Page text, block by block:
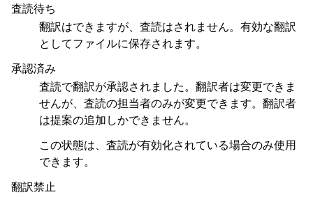
査読待ち
翻訳はできますが、査読はされません。有効な翻訳
としてファイルに保存されます。
承認済み
査読で翻訳が承認されました。翻訳者は変更できま
せんが、査読の担当者のみが変更できます。翻訳者
は提案の追加しかできません。
この状態は、査読が有効化されている場合のみ使用
できます。
翻訳禁止